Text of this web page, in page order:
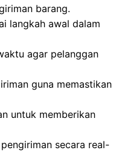
barang.
langkah awal dalam
agar pelanggan
guna memastikan
untuk memberikan
secara real-